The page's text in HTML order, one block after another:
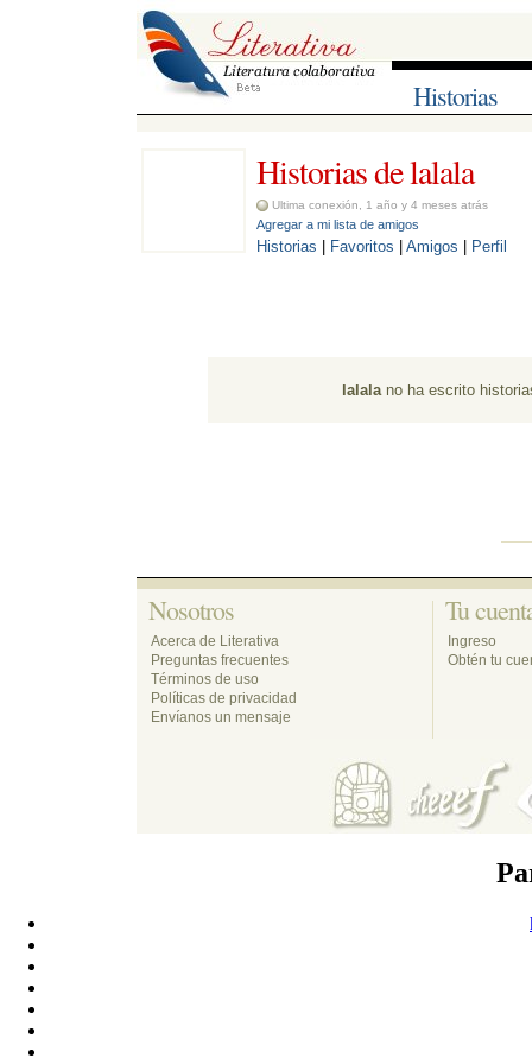
Historias
Historias de lalala
Ultima conexión, 1 año y 4 meses atrás
Agregar a mi lista de amigos
Historias Favoritos Amigos Perfil
lalalano ha escrito
Nosotros
Acerca de Literativa
Preguntas frecuentes
Términos de uso
Políticas de privacidad
Envíanos un mensaje
Tu
Ingreso
Obtén tu